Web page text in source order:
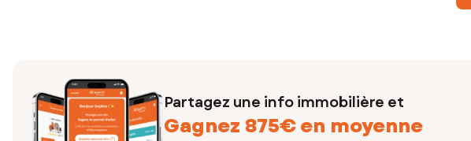
Partagez une info immobilière et
Gagnez 875€ en moyenne